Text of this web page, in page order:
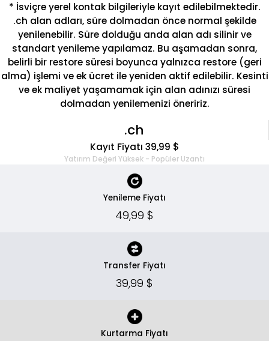
* İsviçre yerel kontak bilgileriyle kayıt edilebilmektedir.
.ch alan adları, süre dolmadan önce normal şekilde
yenilenebilir. Süre dolduğu anda alan adı silinir ve
standart yenileme yapılamaz. Bu aşamadan sonra,
belirli bir restore süresi boyunca yalnızca restore (geri
alma) işlemi ve ek ücret ile yeniden aktif edilebilir. Kesinti
ve ek maliyet yaşamamak için alan adınızı süresi
dolmadan yenilemenizi öneririz.
.ch
Kayıt Fiyatı 39,99 $
Yatırım Değeri Yüksek - Popüler Uzantı
Yenileme Fiyatı
49,99 $
Transfer Fiyatı
39,99 $
Kurtarma Fiyatı